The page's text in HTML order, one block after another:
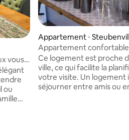
: 4,97 sur 5
vous
ou
Appartement ⋅
Appartement confortable
ferme du Texas
Ce logement est proche
ville, ce qui facilite la
votre visite. Un logement
séjourner entre amis ou